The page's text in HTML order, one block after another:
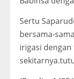
Sertu
bersama-
irigasi